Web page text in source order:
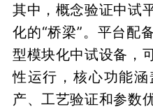
其中，概念验证中试
化的“桥梁”。平台配
型模块化中试设备，
性运行，核心功能
产、工艺验证和参数